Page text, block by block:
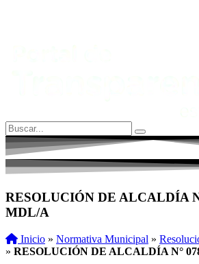
RESOLUCIÓN DE ALCALDÍA
MDL/A
Inicio » Normativa Municipal »
» RESOLUCIÓN DE ALCALDÍA N°